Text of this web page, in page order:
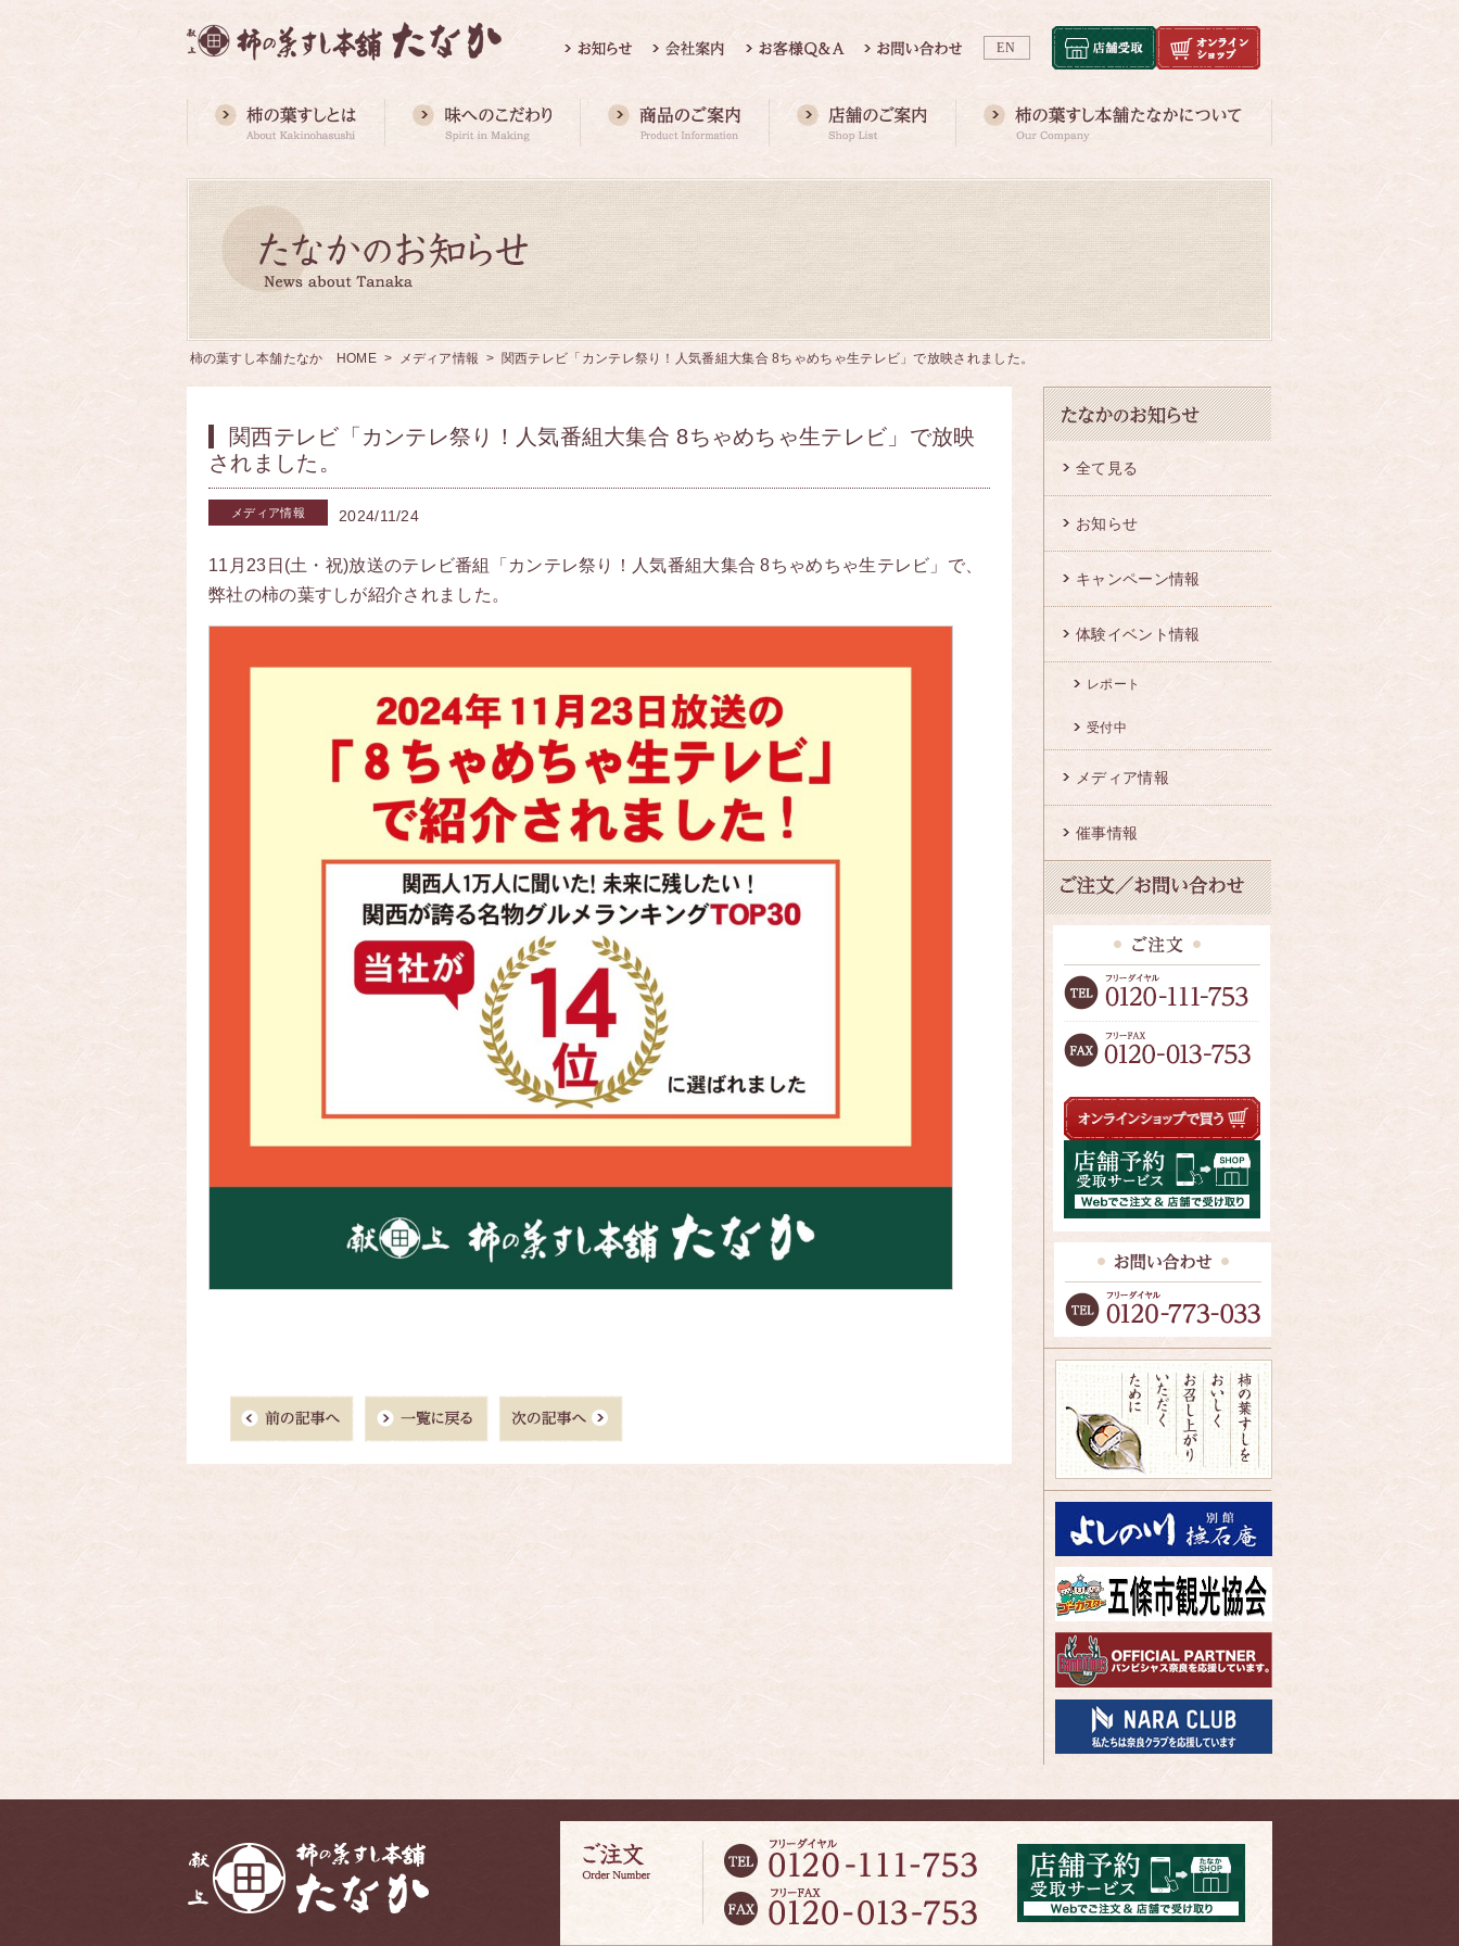
EN
柿の葉すし本舗たなか HOME > メディア情報 > 関西テレビ「カンテレ祭り！人気番組大集合 8ちゃめちゃ生テレビ」で放映されました。
関西テレビ「カンテレ祭り！人気番組大集合 8ちゃめちゃ生テレビ」で放映
されました。
メディア情報 2024/11/24
11月23日(土・祝)放送のテレビ番組「カンテレ祭り！人気番組大集合 8ちゃめちゃ生テレビ」で、
弊社の柿の葉すしが紹介されました。
全て見る
お知らせ
キャンペーン情報
体験イベント情報
レポート
受付中
メディア情報
催事情報